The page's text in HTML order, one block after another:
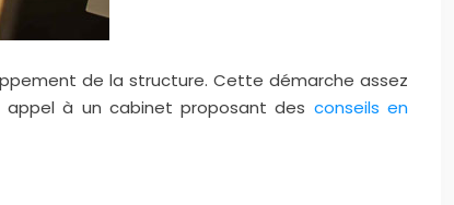
de la structure. Cette démarche assez
appel à un cabinet proposant des conseils en